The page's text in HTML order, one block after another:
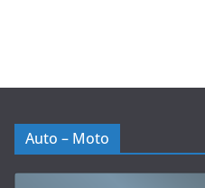
Auto – Moto